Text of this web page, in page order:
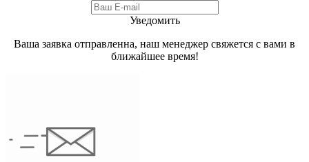
Уведомить
Ваша заявка отправленна, наш менеджер свяжется с вами в
ближайшее время!